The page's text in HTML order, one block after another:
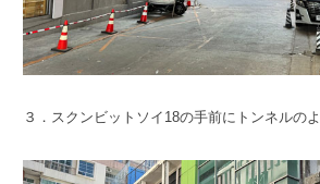
３．スクンビットソイ18の手前にトンネルの